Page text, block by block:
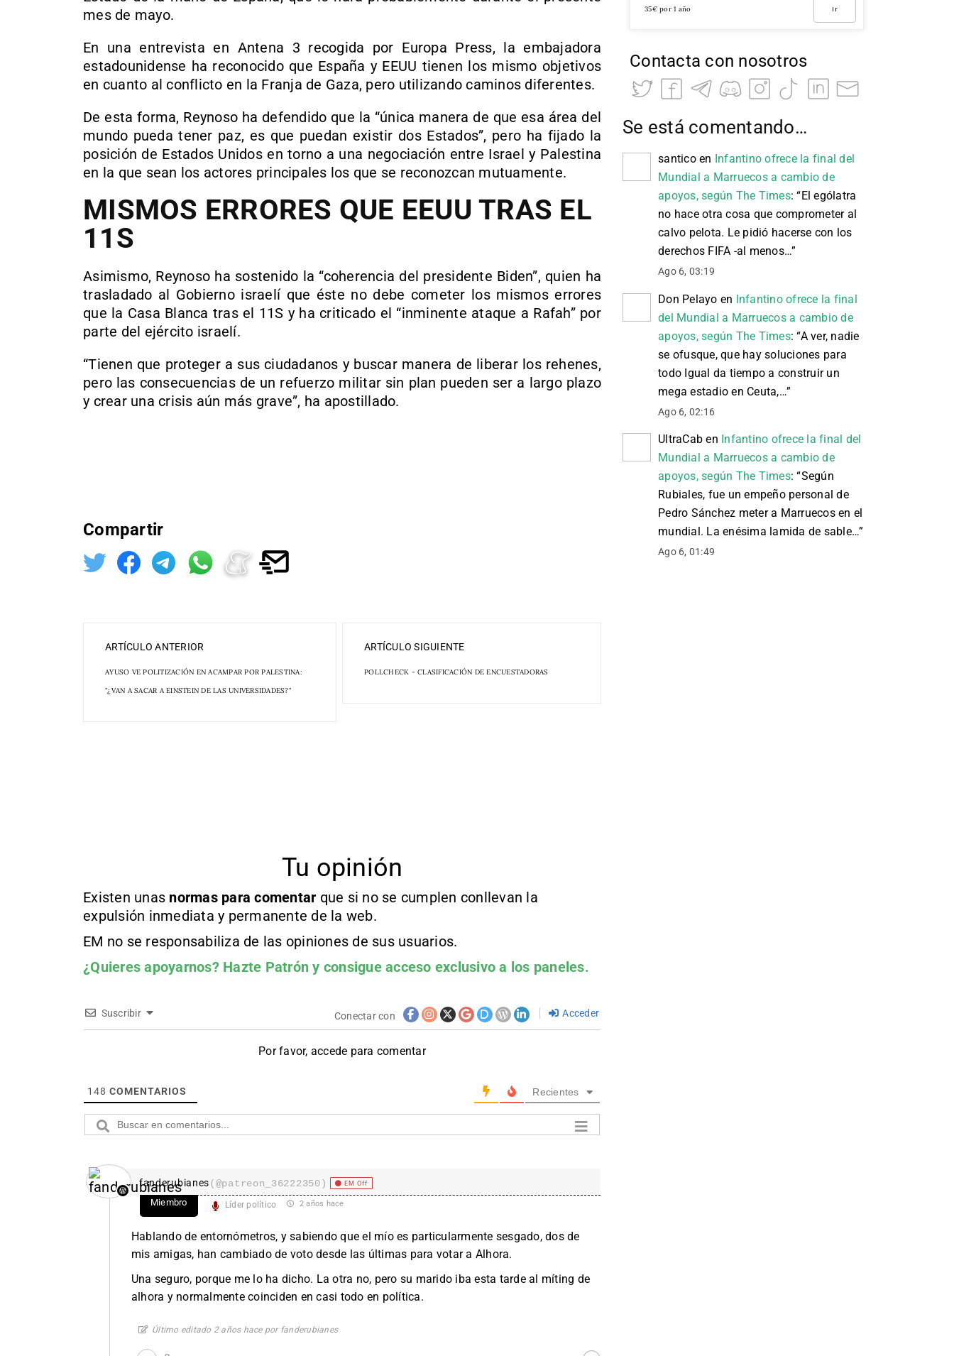
mes de mayo.
En una entrevista en Antena 3 recogida por Europa Press, la embajadora
estadounidense ha reconocido que España y EEUU tienen los mismo objetivos
en cuanto al conflicto en la Franja de Gaza, pero utilizando caminos diferentes.
De esta forma, Reynoso ha defendido que la “única manera de que esa área del
mundo pueda tener paz, es que puedan existir dos Estados”, pero ha fijado la
posición de Estados Unidos en torno a una negociación entre Israel y Palestina
en la que sean los actores principales los que se reconozcan mutuamente.
MISMOS ERRORES QUE EEUU TRAS EL
11S
Asimismo, Reynoso ha sostenido la “coherencia del presidente Biden”, quien ha
trasladado al Gobierno israelí que éste no debe cometer los mismos errores
que la Casa Blanca tras el 11S y ha criticado el “inminente ataque a Rafah” por
parte del ejército israelí.
“Tienen que proteger a sus ciudadanos y buscar manera de liberar los rehenes,
pero las consecuencias de un refuerzo militar sin plan pueden ser a largo plazo
y crear una crisis aún más grave”, ha apostillado.
Compartir
ARTÍCULO ANTERIOR
AYUSO VE POLITIZACIÓN EN ACAMPAR POR PALESTINA:
"¿VAN A SACAR A EINSTEIN DE LAS UNIVERSIDADES?"
ARTÍCULO SIGUIENTE
POLLCHECK - CLASIFICACIÓN DE ENCUESTADORAS
Tu opinión
Existen unas normas para comentar que si no se cumplen conllevan la
expulsión inmediata y permanente de la web.
EM no se responsabiliza de las opiniones de sus usuarios.
¿Quieres apoyarnos? Hazte Patrón y consigue acceso exclusivo a los paneles.
Suscribir Conectar con Acceder
Por favor, accede para comentar
148 COMENTARIOS Recientes
fanderubianes(@patreon_36222350) EM Off
Miembro Líder político 2 años hace
Hablando de entornómetros, y sabiendo que el mío es particularmente sesgado, dos de
mis amigas, han cambiado de voto desde las últimas para votar a Alhora.
Una seguro, porque me lo ha dicho. La otra no, pero su marido iba esta tarde al míting de
alhora y normalmente coinciden en casi todo en política.
Último editado 2 años hace por fanderubianes
35€ por 1 año Ir
Contacta con nosotros
Se está comentando…
santicoen Infantino ofrece la final del
Mundial a Marruecos a cambio de
apoyos, según The Times: “El ególatra
no hace otra cosa que comprometer al
calvo pelota. Le pidió hacerse con los
derechos FIFA -al menos…”
Ago 6, 03:19
Don Pelayo en Infantino ofrece la final
del Mundial a Marruecos a cambio de
apoyos, según The Times: “A ver, nadie
se ofusque, que hay soluciones para
todo Igual da tiempo a construir un
mega estadio en Ceuta,…”
Ago 6, 02:16
UltraCab en Infantino ofrece la final del
Mundial a Marruecos a cambio de
apoyos, según The Times: “Según
Rubiales, fue un empeño personal de
Pedro Sánchez meter a Marruecos en el
mundial. La enésima lamida de sable…”
Ago 6, 01:49